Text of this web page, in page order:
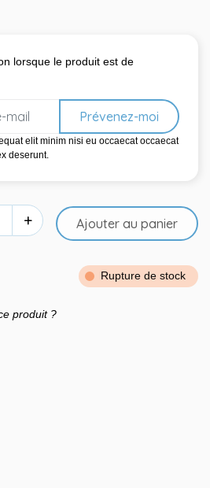
lorsque le produit est de
Prévenez-moi
elit minim nisi eu occaecat occaecat
deserunt.
+ Ajouter au panier
Rupture de stock
produit ?